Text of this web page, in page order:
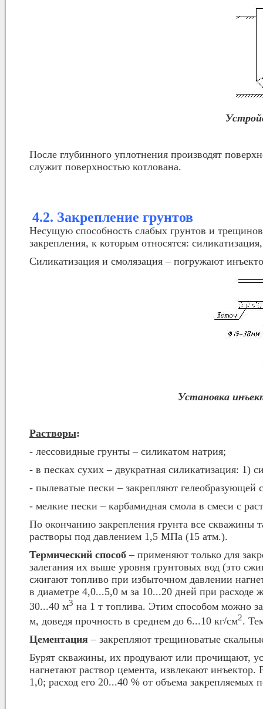
После глубинного уплотнения производят
служит поверхностью котлована.
4.2. Закрепление грунтов
Несущую способность слабых грунтов и
закрепления, к которым относятся:
Силикатизация и смолязация – погружают
Установка
Растворы:
- лессовидные грунты – силикатом натрия;
- в песках сухих – двукратная силикатизация: 1)
- пылеватые пески – закрепляют
- мелкие пески – карбамидная смола в смеси с
По окончанию закрепления грунта все
растворы под давлением 1,5 МПа (15 атм.).
Термический способ – применяют только для
залегания их выше уровня грунтовых вод (это
сжигают топливо при избыточном давлении
в диаметре 4,0...5,0 м за 10...20 дней при расходе
30...40 м3 на 1 т топлива. Этим способом можно
м, доведя прочность в среднем до 6...10 кг/см2.
Цементация – закрепляют трещиноватые
Бурят скважины, их продувают или прочищают,
нагнетают раствор цемента, извлекают
1,0; расход его 20...40 % от объема